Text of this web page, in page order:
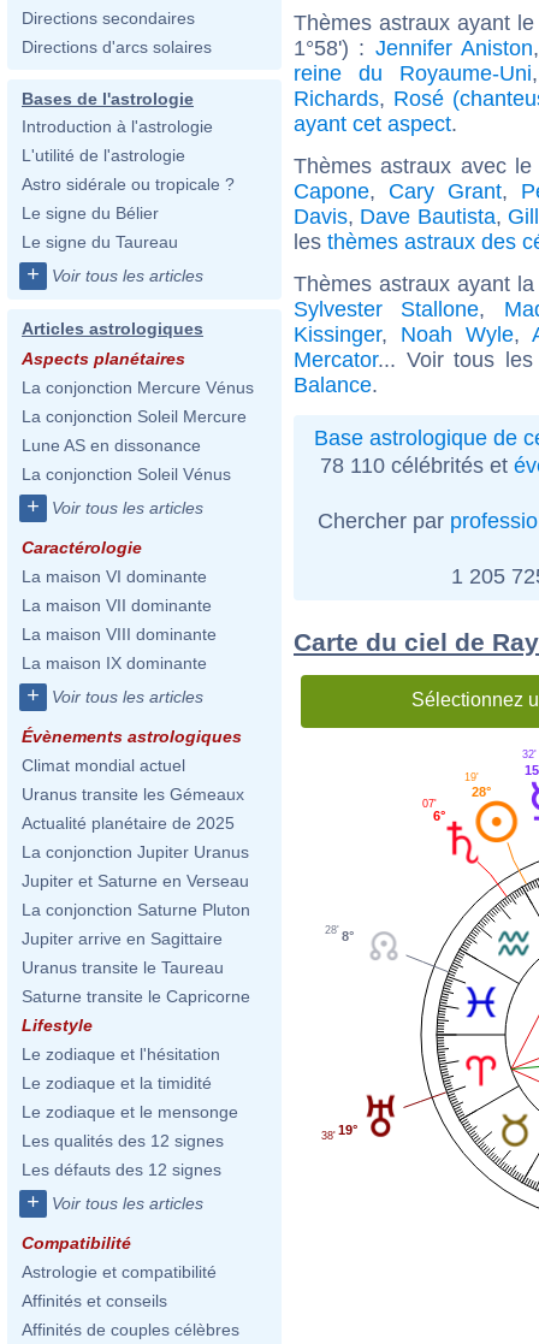
Directions secondaires
Directions d'arcs solaires
Bases de l'astrologie
Introduction à l'astrologie
L'utilité de l'astrologie
Astro sidérale ou tropicale ?
Le signe du Bélier
Le signe du Taureau
+ Voir tous les articles
Articles astrologiques
Aspects planétaires
La conjonction Mercure Vénus
La conjonction Soleil Mercure
Lune AS en dissonance
La conjonction Soleil Vénus
+ Voir tous les articles
Caractérologie
La maison VI dominante
La maison VII dominante
La maison VIII dominante
La maison IX dominante
+ Voir tous les articles
Évènements astrologiques
Climat mondial actuel
Uranus transite les Gémeaux
Actualité planétaire de 2025
La conjonction Jupiter Uranus
Jupiter et Saturne en Verseau
La conjonction Saturne Pluton
Jupiter arrive en Sagittaire
Uranus transite le Taureau
Saturne transite le Capricorne
Lifestyle
Le zodiaque et l'hésitation
Le zodiaque et la timidité
Le zodiaque et le mensonge
Les qualités des 12 signes
Les défauts des 12 signes
+ Voir tous les articles
Compatibilité
Astrologie et compatibilité
Affinités et conseils
Affinités de couples célèbres
Thèmes astraux ayant
1°58') : Jennifer Aniston
reine du Royaume-Uni
Richards, Rosé
ayant cet aspect.
Thèmes astraux avec
Capone, Cary Grant,
Davis, Dave Bautista,
les thèmes astraux des
Thèmes astraux ayant
Sylvester Stallone,
Kissinger, Noah Wyle,
Mercator... Voir tous
Balance.
Base astrologique de
78 110 célébrités et
Chercher par
1 205
Carte du ciel de
Sélectionnez
32'
28°
19'
6°
07'
8°
28'
19°
38'